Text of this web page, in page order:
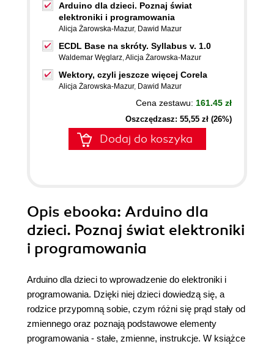
Arduino dla dzieci. Poznaj świat
elektroniki i programowania
Alicja Żarowska-Mazur, Dawid Mazur
ECDL Base na skróty. Syllabus v. 1.0
Waldemar Węglarz,Alicja Żarowska-Mazur
Wektory, czyli jeszcze więcej Corela
Alicja Żarowska-Mazur, Dawid Mazur
Cena zestawu: 161.45 zł
Oszczędzasz: 55,55 zł (26%)
Dodaj do koszyka
Opis ebooka: Arduino dla
dzieci. Poznaj świat elektroniki
i programowania
Arduino dla dzieci to wprowadzenie do elektroniki i
programowania. Dzięki niej dzieci dowiedzą się, a
rodzice przypomną sobie, czym różni się prąd stały od
zmiennego oraz poznają podstawowe elementy
programowania - stałe, zmienne, instrukcje. W książce